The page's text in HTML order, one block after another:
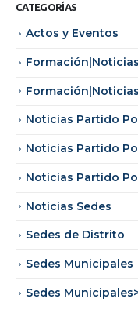
CATEGORÍAS
Actos y Eventos
Noticias Partido
Noticias Partido
Noticias Partido
Noticias Sedes
Sedes de Distrito
Sedes Municipales
Sedes